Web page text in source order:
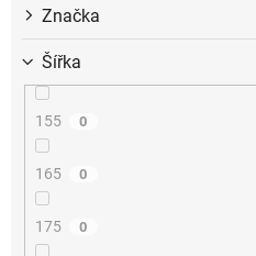
Značka
Šířka
155 0
165 0
175 0